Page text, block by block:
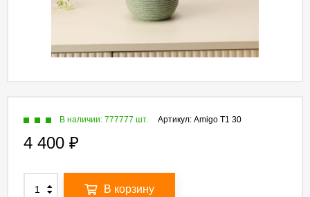
Артикул: Amigo T1 30
В наличии: 777777 шт.
4 400 ₽
В корзину